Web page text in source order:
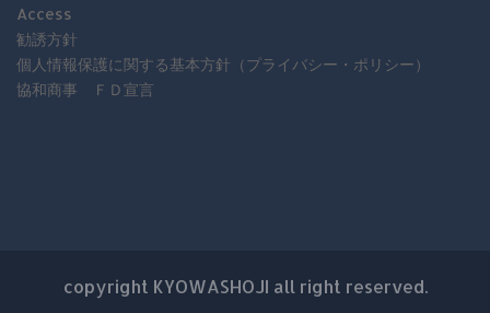
Access
勧誘方針
個人情報保護に関する基本方針（プライバシー・ポリシー）
協和商事 ＦＤ宣言
copyright KYOWASHOJI all right reserved.